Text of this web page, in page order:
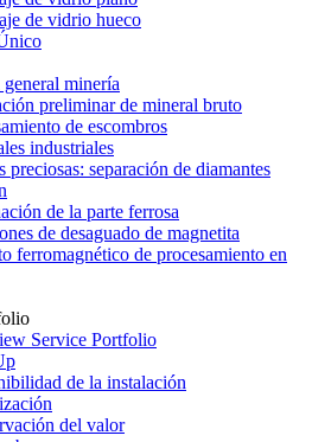
de vidrio hueco
minería
preliminar de mineral bruto
de escombros
industriales
preciosas: separación de diamantes
de la parte ferrosa
de desaguado de magnetita
ferromagnético de procesamiento en
Service Portfolio
de la instalación
del valor